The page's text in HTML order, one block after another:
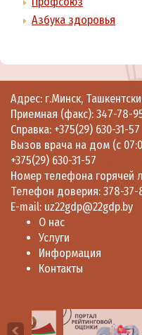
Азбука здоровья
Адрес: г.Минск,
Приемная (факс): 347-78-
Справка: +375(29) 630-31-57
Вызов врача на дом (с
+375(29) 630-31-57
Номер телефона горячей
Телефон доверия: 378-37-
E-mail: uz22gdp@22gdp.by
О нас
Услуги
Информация
Контакты